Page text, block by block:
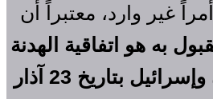
غير وارد، معتبراً أن
به هو اتفاقية الهدنة
الموقعة بين لبنان وإسرائيل بتاريخ 23 آذار